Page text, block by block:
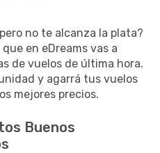
no te alcanza la plata?
en eDreams vas a
de vuelos de última hora.
y agarrá tus vuelos
mejores precios.
Buenos